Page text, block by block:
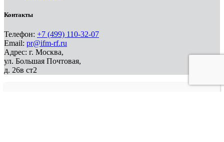
Контакты
Телефон: +7 (499) 110-32-07
Email: pr@ifm-rf.ru
Адрес: г. Москва,
ул. Большая Почтовая,
д. 26в ст2